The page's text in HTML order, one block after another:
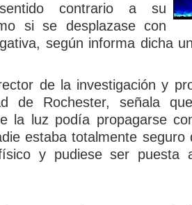
contrario a su
si se desplazase con
según informa dicha
de la investigación y
de Rochester, señala
la luz podía propagarse
estaba totalmente
y pudiese ser puesta